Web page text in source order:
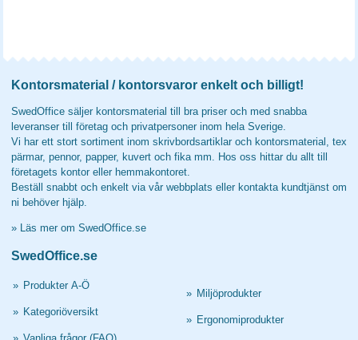
Kontorsmaterial / kontorsvaror enkelt och billigt!
SwedOffice säljer kontorsmaterial till bra priser och med snabba
leveranser till företag och privatpersoner inom hela Sverige.
Vi har ett stort sortiment inom skrivbordsartiklar och kontorsmaterial, tex
pärmar, pennor, papper, kuvert och fika mm. Hos oss hittar du allt till
företagets kontor eller hemmakontoret.
Beställ snabbt och enkelt via vår webbplats eller kontakta kundtjänst om
ni behöver hjälp.
» Läs mer om SwedOffice.se
SwedOffice.se
» Produkter A-Ö
» Kategoriöversikt
» Miljöprodukter
» Ergonomiprodukter